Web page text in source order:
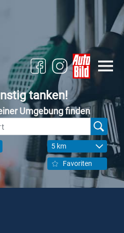
tanken!
Umgebung finden
5 km
Favoriten